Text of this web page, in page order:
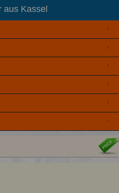
aus Kassel